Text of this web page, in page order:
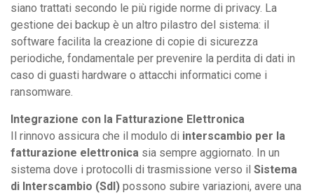
siano trattati secondo le più rigide norme di privacy. La
gestione dei backup è un altro pilastro del sistema: il
software facilita la creazione di copie di sicurezza
periodiche, fondamentale per prevenire la perdita di dati in
caso di guasti hardware o attacchi informatici come i
ransomware.
Integrazione con la Fatturazione Elettronica
Il rinnovo assicura che il modulo di interscambio per la
fatturazione elettronica sia sempre aggiornato. In un
sistema dove i protocolli di trasmissione verso il Sistema
di Interscambio (SdI) possono subire variazioni, avere una